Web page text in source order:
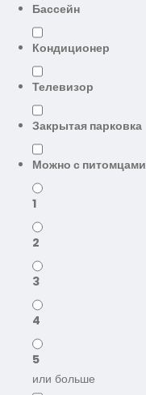
Бассейн
Кондиционер
Телевизор
Закрытая парковка
Можно с питомцами
1
2
3
4
5
или больше